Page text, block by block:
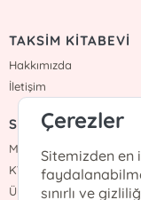
TAKSİM KİTABEVİ
Hakkımızda
İletişim
SÖZLEŞMELER
Mesafeli Satış Sözleşmesi
KVKK Sözleşmesi
Üyelik Sözleşmesi
Çerezler
Sitemizden en
sınırlı ve